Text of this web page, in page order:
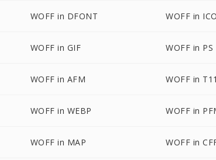
WOFF in DFONT WOFF in
WOFF in GIF WOFF in PS
WOFF in AFM WOFF in
WOFF in WEBP WOFF in
WOFF in MAP WOFF in